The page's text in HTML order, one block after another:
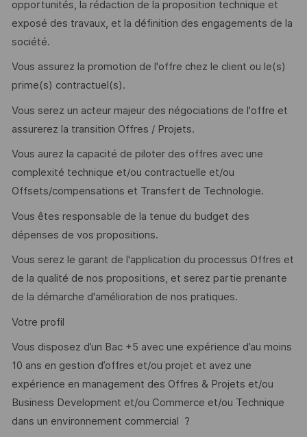
opportunités, la rédaction de la proposition technique et
exposé des travaux, et la définition des engagements de la
société.
Vous assurez la promotion de l'offre chez le client ou le(s)
prime(s) contractuel(s).
Vous serez un acteur majeur des négociations de l'offre et
assurerez la transition Offres / Projets.
Vous aurez la capacité de piloter des offres avec une
complexité technique et/ou contractuelle et/ou
Offsets/compensations et Transfert de Technologie.
Vous êtes responsable de la tenue du budget des
dépenses de vos propositions.
Vous serez le garant de l'application du processus Offres et
de la qualité de nos propositions, et serez partie prenante
de la démarche d'amélioration de nos pratiques.
Votre profil
Vous disposez d’un Bac +5 avec une expérience d’au moins
10 ans en gestion d’offres et/ou projet et avez une
expérience en management des Offres & Projets et/ou
Business Development et/ou Commerce et/ou Technique
dans un environnement commercial ?